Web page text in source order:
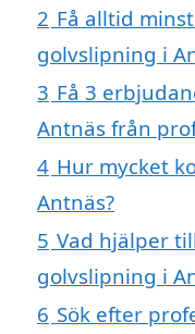
2 Få alltid
golvslipning i
3 Få 3
Antnäs från
4 Hur mycket
Antnäs?
5 Vad hjälper
golvslipning i
6 Sök efter